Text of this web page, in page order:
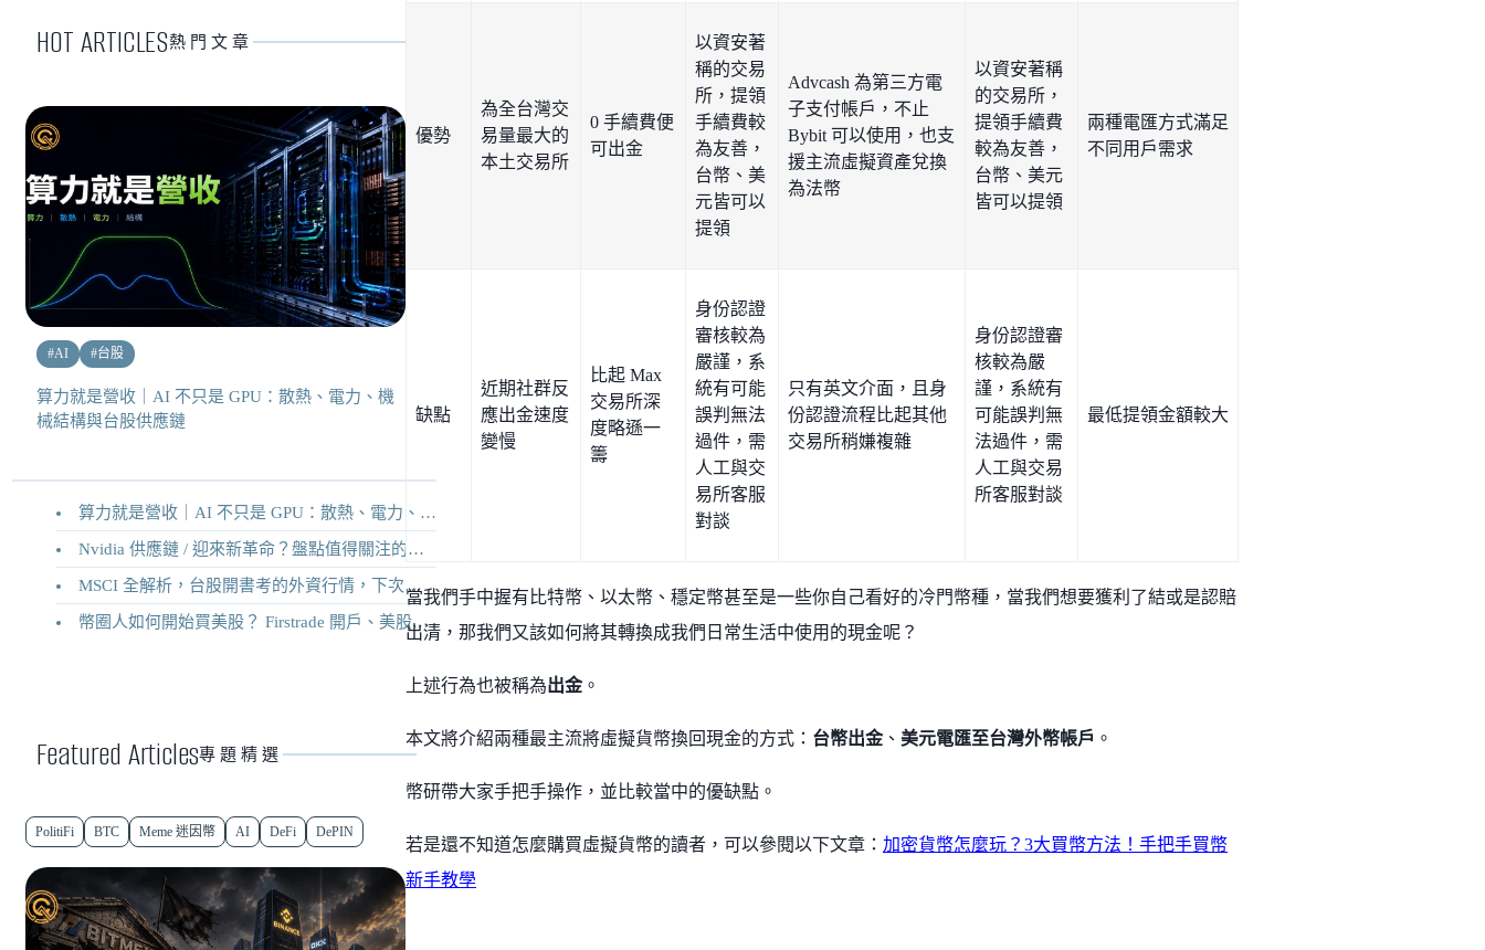
HOT ARTICLES熱門文章
#AI #台股
算力就是營收｜AI 不只是 GPU：散熱、電力、機
械結構與台股供應鏈
算力就是營收｜AI 不只是 GPU：散熱、電力、機械結構與台股供應鏈
Nvidia 供應鏈 / 迎來新革命？盤點值得關注的二十家供應鏈企業
MSCI 全解析，台股開書考的外資行情，下次調整你準備好了嗎？
幣圈人如何開始買美股？ Firstrade 開戶、美股交易機制完整教學
Featured Articles專題精選
PolitiFi BTC Meme 迷因幣 AI DeFi DePIN
優勢
為全台灣交
易量最大的
本土交易所
0 手續費便
可出金
以資安著
稱的交易
所，提領
手續費較
為友善，
台幣、美
元皆可以
提領
Advcash 為第三方電
子支付帳戶，不止
Bybit 可以使用，也支
援主流虛擬資產兌換
為法幣
以資安著稱
的交易所，
提領手續費
較為友善，
台幣、美元
皆可以提領
兩種電匯方式滿足
不同用戶需求
缺點
近期社群反
應出金速度
變慢
比起 Max
交易所深
度略遜一
籌
身份認證
審核較為
嚴謹，系
統有可能
誤判無法
過件，需
人工與交
易所客服
對談
只有英文介面，且身
份認證流程比起其他
交易所稍嫌複雜
身份認證審
核較為嚴
謹，系統有
可能誤判無
法過件，需
人工與交易
所客服對談
最低提領金額較大
當我們手中握有比特幣、以太幣、穩定幣甚至是一些你自己看好的冷門幣種，當我們想要獲利了結或是認賠
出清，那我們又該如何將其轉換成我們日常生活中使用的現金呢？
上述行為也被稱為出金。
本文將介紹兩種最主流將虛擬貨幣換回現金的方式： 台幣出金、 美元電匯至台灣外幣帳戶 。
幣研帶大家手把手操作，並比較當中的優缺點。
若是還不知道怎麼購買虛擬貨幣的讀者，可以參閱以下文章： 加密貨幣怎麼玩？3大買幣方法！手把手買幣
新手教學